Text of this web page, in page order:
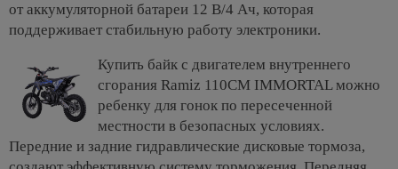
от аккумуляторной батареи 12 В/4 Ач, которая
поддерживает стабильную работу электроники.
Купить байк с двигателем внутреннего
сгорания Ramiz 110CM IMMORTAL можно
ребенку для гонок по пересеченной
местности в безопасных условиях.
Передние и задние гидравлические дисковые тормоза,